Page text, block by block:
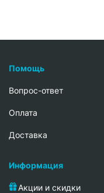
Помощь
Вопрос-ответ
Oплата
Доставка
Информация
Акции и скидки